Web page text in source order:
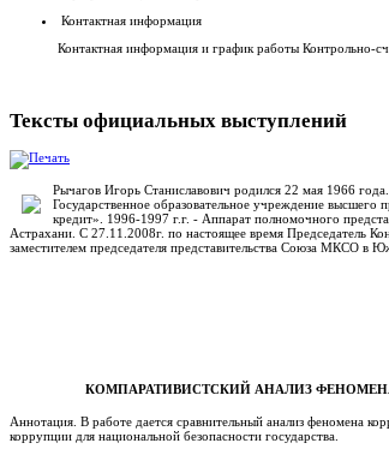
Контактная информация
Контактная информация и график работы Контрольно-
Тексты официальных выступлений
Рычагов Игорь Станиславович родился 22 мая 1966
Государственное образовательное учреждение
кредит». 1996-1997 г.г. - Аппарат полномочного
Астрахани. С 27.11.2008г. по настоящее время Председатель
заместителем председателя представительства Союза МКСО в
КОМПАРАТИВИСТСКИЙ АНАЛИЗ
Аннотация. В работе дается сравнительный анализ феномена
коррупции для национальной безопасности государства.